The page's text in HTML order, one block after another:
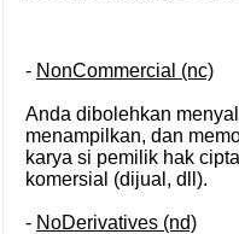
- NonCommercial (nc)
Anda dibolehkan
menampilkan, dan
karya si pemilik hak
komersial (dijual, dll).
- NoDerivatives (nd)